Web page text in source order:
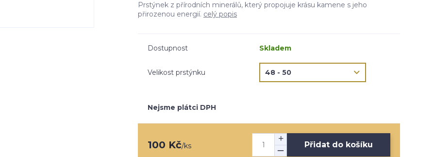
Prstýnek z přírodních minerálů, který propojuje krásu kamene s jeho
přirozenou energií. celý popis
Dostupnost Skladem
Velikost prstýnku
Nejsme plátci DPH
100 Kč/ks Přidat do košíku